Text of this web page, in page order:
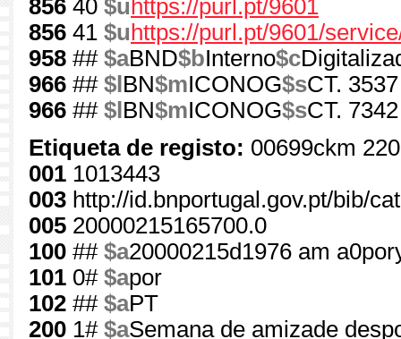
856 40 $u https://purl.pt/9601
856 41 $u https://purl.pt/9601/
958 ## $aBND$bInterno$c
966 ## $l BN$mICONOG$sCT.
966 ## $l BN$mICONOG$sCT.
Etiqueta de registo: 00699ckm
001 1013443
003 http://id.bnportugal.gov.pt/bib/
005 20000215165700.0
100 ## $a20000215d1976 am
101 0# $apor
102 ## $aPT
200 1# $aSemana de amizade